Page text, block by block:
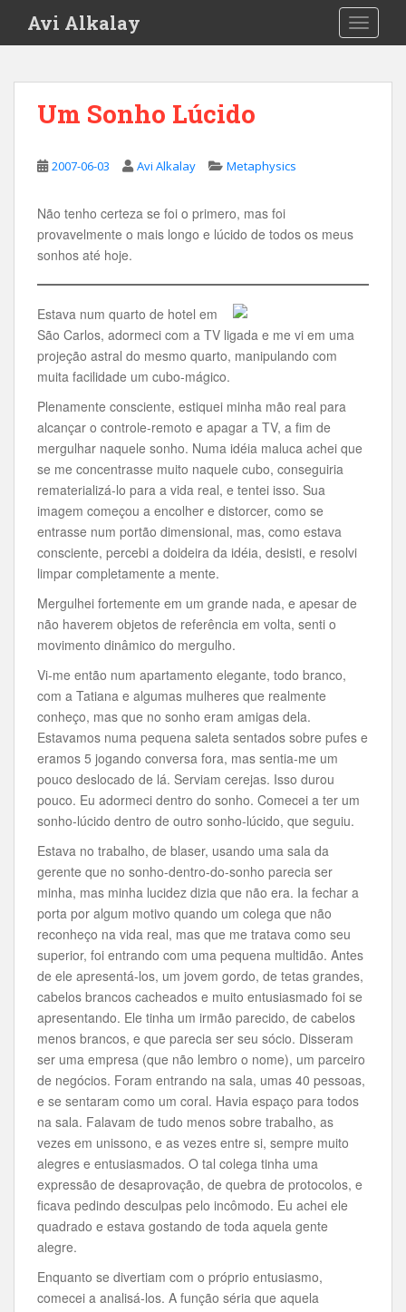
i
Avi Alkalay
Um Sonho Lúcido
2007-06-03 Avi Alkalay Metaphysics
Não tenho certeza se foi o primero, mas foi
provavelmente o mais longo e lúcido de todos os meus
sonhos até hoje.
Estava num quarto de hotel em
São Carlos, adormeci com a TV ligada e me vi em uma
projeção astral do mesmo quarto, manipulando com
muita facilidade um cubo-mágico.
Plenamente consciente, estiquei minha mão real para
alcançar o controle-remoto e apagar a TV, a fim de
mergulhar naquele sonho. Numa idéia maluca achei que
se me concentrasse muito naquele cubo, conseguiria
rematerializá-lo para a vida real, e tentei isso. Sua
imagem começou a encolher e distorcer, como se
entrasse num portão dimensional, mas, como estava
consciente, percebi a doideira da idéia, desisti, e resolvi
limpar completamente a mente.
Mergulhei fortemente em um grande nada, e apesar de
não haverem objetos de referência em volta, senti o
movimento dinâmico do mergulho.
Vi-me então num apartamento elegante, todo branco,
com a Tatiana e algumas mulheres que realmente
conheço, mas que no sonho eram amigas dela.
Estavamos numa pequena saleta sentados sobre pufes e
eramos 5 jogando conversa fora, mas sentia-me um
pouco deslocado de lá. Serviam cerejas. Isso durou
pouco. Eu adormeci dentro do sonho. Comecei a ter um
sonho-lúcido dentro de outro sonho-lúcido, que seguiu.
Estava no trabalho, de blaser, usando uma sala da
gerente que no sonho-dentro-do-sonho parecia ser
minha, mas minha lucidez dizia que não era. Ia fechar a
porta por algum motivo quando um colega que não
reconheço na vida real, mas que me tratava como seu
superior, foi entrando com uma pequena multidão. Antes
de ele apresentá-los, um jovem gordo, de tetas grandes,
cabelos brancos cacheados e muito entusiasmado foi se
apresentando. Ele tinha um irmão parecido, de cabelos
menos brancos, e que parecia ser seu sócio. Disseram
ser uma empresa (que não lembro o nome), um parceiro
de negócios. Foram entrando na sala, umas 40 pessoas,
e se sentaram como um coral. Havia espaço para todos
na sala. Falavam de tudo menos sobre trabalho, as
vezes em unissono, e as vezes entre si, sempre muito
alegres e entusiasmados. O tal colega tinha uma
expressão de desaprovação, de quebra de protocolos, e
ficava pedindo desculpas pelo incômodo. Eu achei ele
quadrado e estava gostando de toda aquela gente
alegre.
Enquanto se divertiam com o próprio entusiasmo,
comecei a analisá-los. A função séria que aquela